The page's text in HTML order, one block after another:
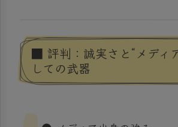
■ 評判：誠実さと“メディ
しての武器